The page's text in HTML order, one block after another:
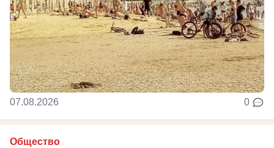
07.08.2026 0
Общество